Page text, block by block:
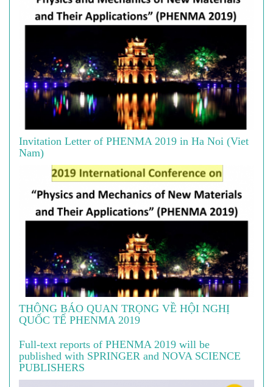
Invitation Letter of PHENMA 2019 in Ha Noi (Viet
Nam)
THÔNG BÁO QUAN TRỌNG VỀ HỘI NGHỊ
QUỐC TẾ PHENMA 2019
Full-text reports of PHENMA 2019 will be
published with SPRINGER and NOVA SCIENCE
PUBLISHERS